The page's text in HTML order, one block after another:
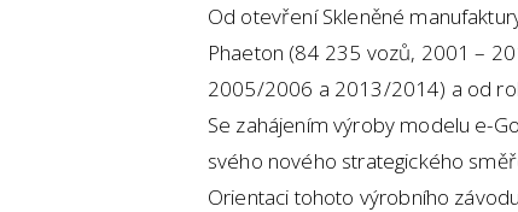
Od otevření Skleněné
Phaeton (84 235 vozů, 2001 –
2005/2006 a 2013/2014) a od
Se zahájením výroby modelu e-
svého nového strategického
Orientaci tohoto výrobního